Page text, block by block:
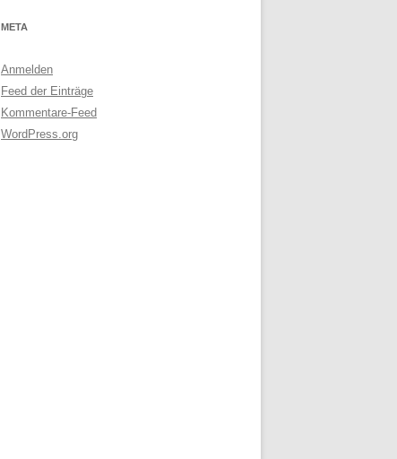
META
Anmelden
Feed der Einträge
Kommentare-Feed
WordPress.org